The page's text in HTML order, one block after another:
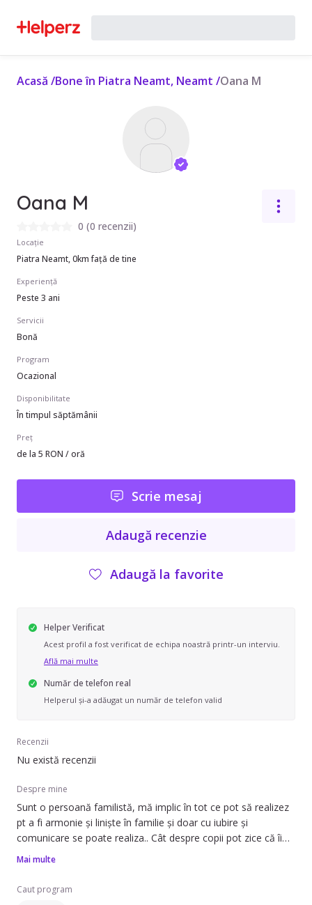
Acasă /Bone în Piatra Neamt, Neamt /Oana M
Oana M
0 (0 recenzii)
Locație
Piatra Neamt, 0km față de tine
Experiență
Peste 3 ani
Servicii
Bonă
Program
Ocazional
Disponibilitate
În timpul săptămânii
Preț
de la 5 RON / oră
Scrie mesaj
Adaugă recenzie
Adaugă la favorite
Helper Verificat
Acest profil a fost verificat de echipa noastră printr-un interviu.
Află mai multe
Număr de telefon real
Helperul și-a adăugat un număr de telefon valid
Recenzii
Nu există recenzii
Despre mine
Sunt o persoană familistă, mă implic în tot ce pot să realizez
pt a fi armonie și liniște în familie și doar cu iubire și
comunicare se poate realiza.. Cât despre copii pot zice că îi
iubesc și că ei ne pot schimba pe noi cei adulți să fim buni și
Mai multe
Caut program